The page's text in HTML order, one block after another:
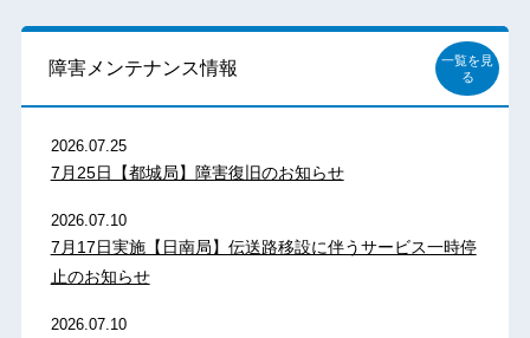
障害メンテナンス情報
一覧を見
る
2026.07.25
7月25日【都城局】障害復旧のお知らせ
2026.07.10
7月17日実施【日南局】伝送路移設に伴うサービス一時停
止のお知らせ
2026.07.10